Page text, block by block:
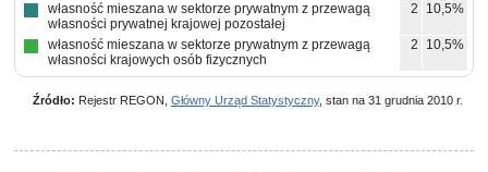
własność mieszana w sektorze prywatnym z przewagą
własności prywatnej krajowej pozostałej
2 10,5%
własność mieszana w sektorze prywatnym z przewagą
własności krajowych osób fizycznych
2 10,5%
Źródło: Rejestr REGON, Główny Urząd Statystyczny, stan na 31 grudnia 2010 r.